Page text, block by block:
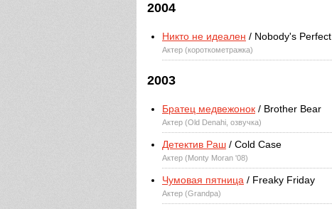
2004
Никто не идеален / Nobody's Perfect
Актер (короткометражка)
2003
Братец медвежонок / Brother Bear
Актер (Old Denahi, озвучка)
Детектив Раш / Cold Case
Актер (Monty Moran '08)
Чумовая пятница / Freaky Friday
Актер (Grandpa)